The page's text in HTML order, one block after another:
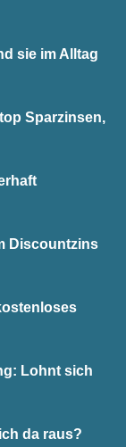
sie im Alltag
Sparzinsen,
Discountzins
Lohnt sich
da raus?